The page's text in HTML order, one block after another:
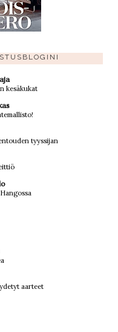
kesäkukat
tyyssijan
aarteet